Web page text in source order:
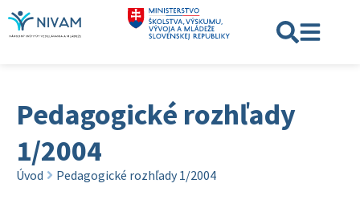
Pedagogické rozhľady
1/2004
Úvod Pedagogické rozhľady 1/2004